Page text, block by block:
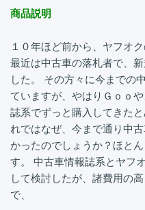
商品説明
１０年ほど前から、ヤフオ
最近は中古車の落札者で、
した。 その方々に今までの
ていますが、やはりＧｏｏ
誌系でずっと購入してきた
れではなぜ、今まで通り中
かったのでしょうか？ほと
す。 中古車情報誌系とヤフ
して検討したが、諸費用の
で、